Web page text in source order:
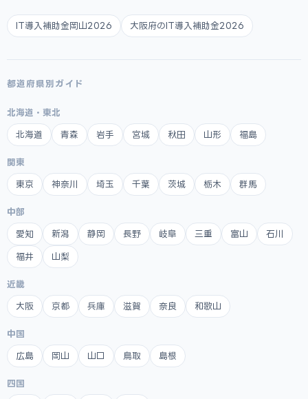
IT導入補助金岡山2026 大阪府のIT導入補助金2026
都道府県別ガイド
北海道・東北
北海道 青森 岩手 宮城 秋田 山形 福島
関東
東京 神奈川 埼玉 千葉 茨城 栃木 群馬
中部
愛知 新潟 静岡 長野 岐阜 三重 富山 石川
福井 山梨
近畿
大阪 京都 兵庫 滋賀 奈良 和歌山
中国
広島 岡山 山口 鳥取 島根
四国